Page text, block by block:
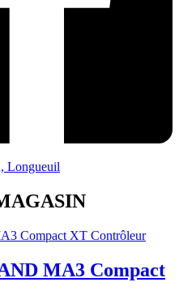
Longueuil
MA3 Compact